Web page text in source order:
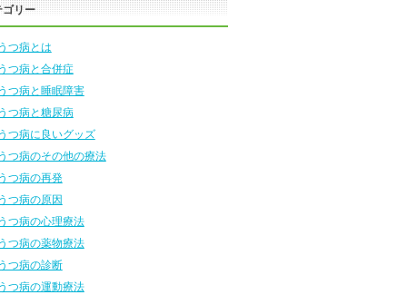
ゴリー
つ病とは
つ病と合併症
つ病と睡眠障害
つ病と糖尿病
つ病に良いグッズ
つ病のその他の療法
つ病の再発
つ病の原因
つ病の心理療法
つ病の薬物療法
つ病の診断
つ病の運動療法